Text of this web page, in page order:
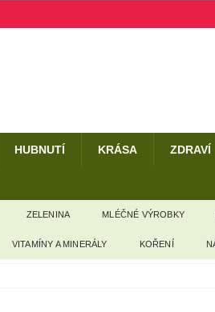
HUBNUTÍ KRÁSA ZDRAVÍ
ZELENINA MLÉČNÉ VÝROBKY
VITAMÍNY A MINERÁLY KOŘENÍ